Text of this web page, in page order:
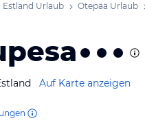
Estland Urlaub Otepää Urlaub
Auf Karte anzeigen